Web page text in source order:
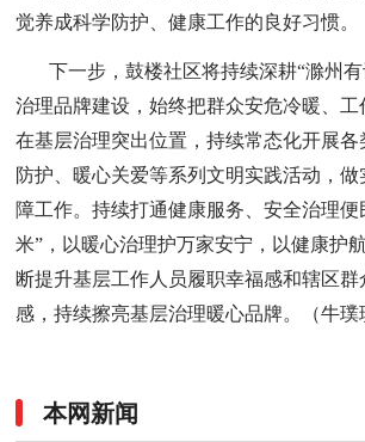
觉养成科学防护、健康工作的良好习惯。
下一步，鼓楼社区将持续深耕“滁州
治理品牌建设，始终把群众安危冷暖、
在基层治理突出位置，持续常态化开展
防护、暖心关爱等系列文明实践活动，
障工作。持续打通健康服务、安全治理便
米”，以暖心治理护万家安宁，以健康护
断提升基层工作人员履职幸福感和辖区
感，持续擦亮基层治理暖心品牌。
（牛璞
本网新闻